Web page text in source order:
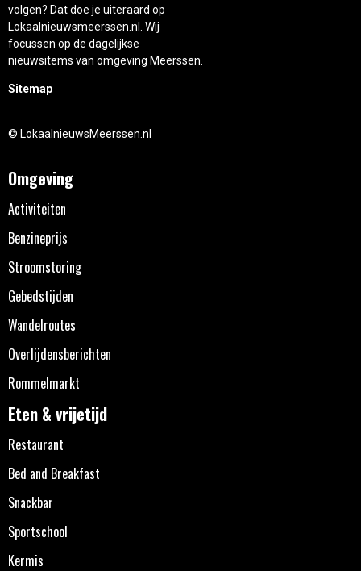
volgen? Dat doe je uiteraard op
Lokaalnieuwsmeerssen.nl. Wij
focussen op de dagelijkse
nieuwsitems van omgeving Meerssen.
Sitemap
© LokaalnieuwsMeerssen.nl
Omgeving
Activiteiten
Benzineprijs
Stroomstoring
Gebedstijden
Wandelroutes
Overlijdensberichten
Rommelmarkt
Eten & vrijetijd
Restaurant
Bed and Breakfast
Snackbar
Sportschool
Kermis